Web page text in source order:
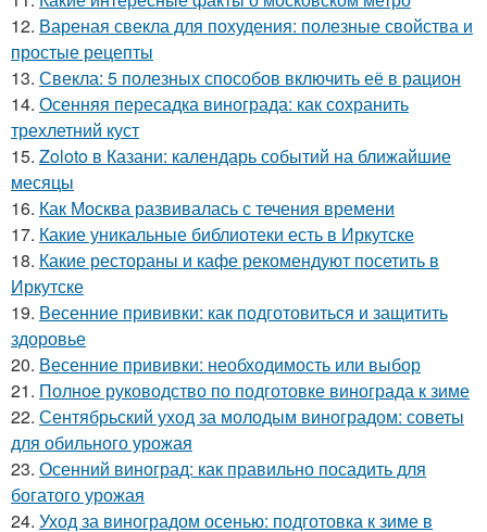
12. Вареная свекла для похудения: полезные свойства и
простые рецепты
13. Свекла: 5 полезных способов включить её в рацион
14. Осенняя пересадка винограда: как сохранить
трехлетний куст
15. Zoloto в Казани: календарь событий на ближайшие
месяцы
16. Как Москва развивалась с течения времени
17. Какие уникальные библиотеки есть в Иркутске
18. Какие рестораны и кафе рекомендуют посетить в
Иркутске
19. Весенние прививки: как подготовиться и защитить
здоровье
20. Весенние прививки: необходимость или выбор
21. Полное руководство по подготовке винограда к зиме
22. Сентябрьский уход за молодым виноградом: советы
для обильного урожая
23. Осенний виноград: как правильно посадить для
богатого урожая
24. Уход за виноградом осенью: подготовка к зиме в